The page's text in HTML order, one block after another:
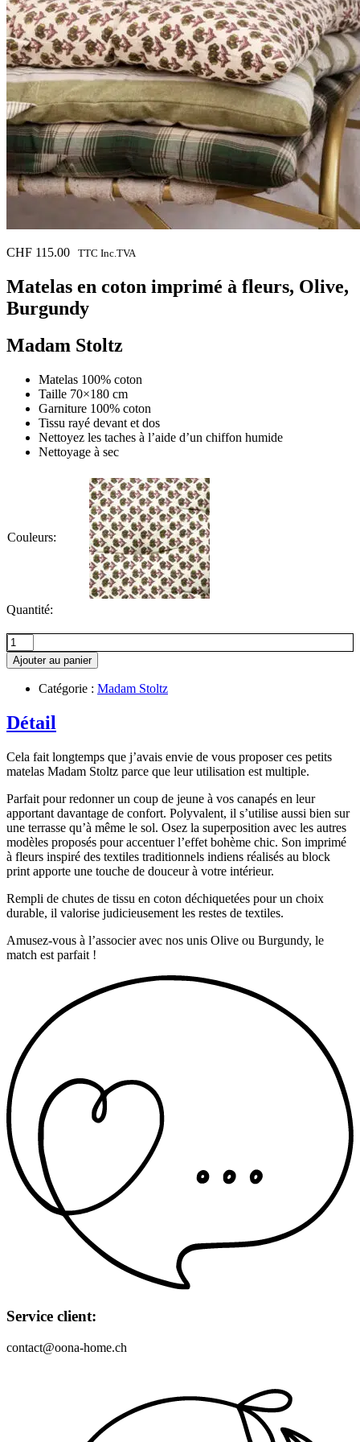
CHF 115.00 TTC Inc.TVA
Matelas en coton imprimé à fleurs, Olive,
Burgundy
Madam Stoltz
Matelas 100% coton
Taille 70×180 cm
Garniture 100% coton
Tissu rayé devant et dos
Nettoyez les taches à l’aide d’un chiffon humide
Nettoyage à sec
Couleurs:
Quantité:
quantité
de
Matelas
imprimé
à
Olive,
Burgundy
Ajouter au panier
Catégorie : Madam Stoltz
Détail
Cela fait longtemps que j’avais envie de vous proposer ces petits
matelas Madam Stoltz parce que leur utilisation est multiple.
Parfait pour redonner un coup de jeune à vos canapés en leur
apportant davantage de confort. Polyvalent, il s’utilise aussi bien sur
une terrasse qu’à même le sol. Osez la superposition avec les autres
modèles proposés pour accentuer l’effet bohème chic. Son imprimé
à fleurs inspiré des textiles traditionnels indiens réalisés au block
print apporte une touche de douceur à votre intérieur.
Rempli de chutes de tissu en coton déchiquetées pour un choix
durable, il valorise judicieusement les restes de textiles.
Amusez-vous à l’associer avec nos unis Olive ou Burgundy, le
match est parfait !
Service client:
contact@oona-home.ch